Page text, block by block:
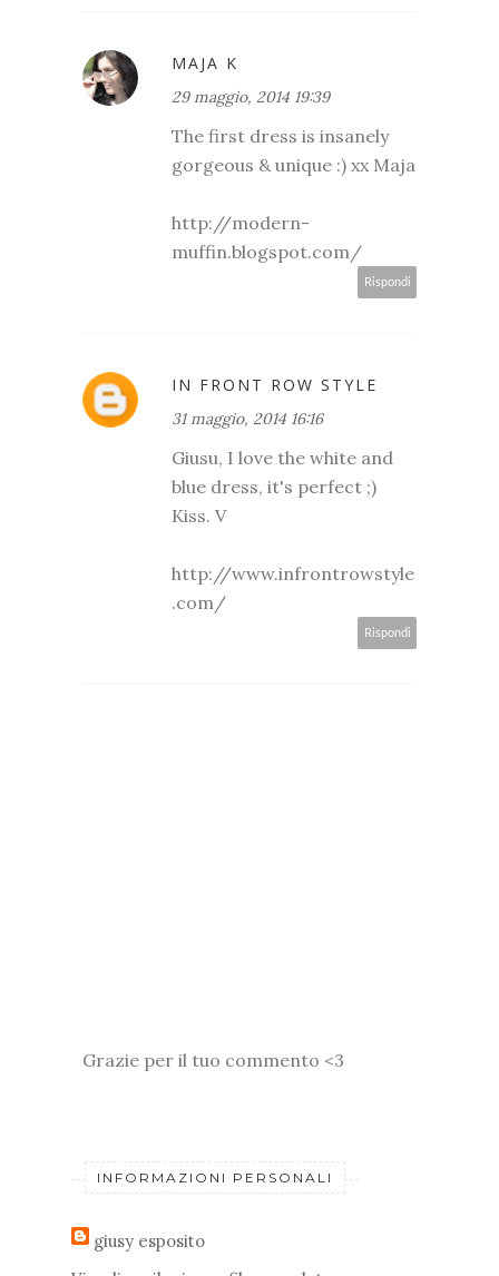
MAJA K
29 maggio, 2014 19:39
The first dress is insanely
gorgeous & unique :) xx Maja
http://modern-
muffin.blogspot.com/
Rispondi
IN FRONT ROW STYLE
31 maggio, 2014 16:16
Giusu, I love the white and
blue dress, it's perfect ;)
Kiss. V
http://www.infrontrowstyle
.com/
Rispondi
Grazie per il tuo commento <3
INFORMAZIONI PERSONALI
giusy esposito